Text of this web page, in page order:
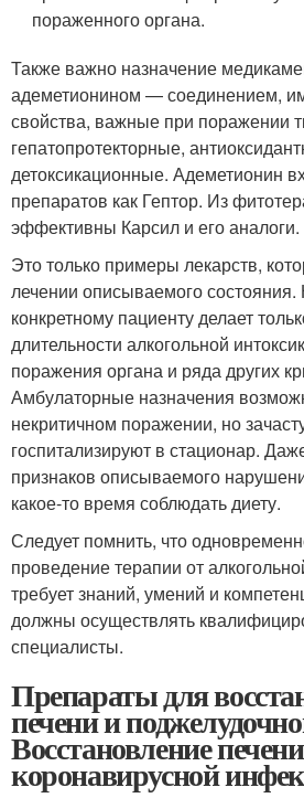
пораженного органа.
Также важно назначение
адеметионином — соединением,
свойства, важные при поражении
гепатопротекторные,
детоксикационные. Адеметионин
препаратов как Гептор. Из
эффективны Карсил и его аналоги.
Это только примеры лекарств,
лечении описываемого состояния.
конкретному пациенту делает
длительности алкогольной
поражения органа и ряда других
Амбулаторные назначения
некритичном поражении, но
госпитализируют в стационар.
признаков описываемого
какое-то время соблюдать диету.
Следует помнить, что
проведение терапии от
требует знаний, умений и
должны осуществлять
специалисты.
Препараты для
печени и
Восстановление
коронавирусной